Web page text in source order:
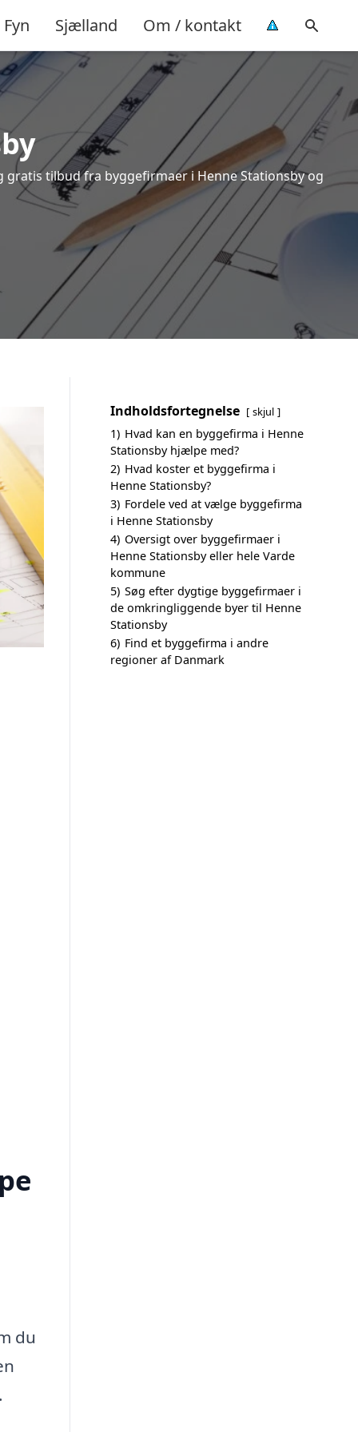
Fyn Sjælland Om / kontakt
tilbud fra byggefirmaer i Henne Stationsby og
du
Indholdsfortegnelse skjul
1) Hvad kan en byggefirma i Henne
Stationsby hjælpe med?
2) Hvad koster et byggefirma i
Henne Stationsby?
3) Fordele ved at vælge byggefirma
i Henne Stationsby
4) Oversigt over byggefirmaer i
Henne Stationsby eller hele Varde
kommune
5) Søg efter dygtige byggefirmaer i
de omkringliggende byer til Henne
Stationsby
6) Find et byggefirma i andre
regioner af Danmark